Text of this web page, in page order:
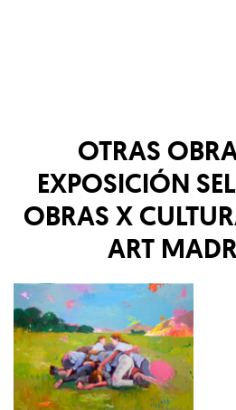
OTRAS
EXPOSICIÓN
OBRAS X
ART